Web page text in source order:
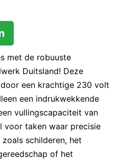
met de robuuste
Duitsland! Deze
een krachtige 230 volt
een indrukwekkende
vullingscapaciteit van
voor taken waar precisie
schilderen, het
of het